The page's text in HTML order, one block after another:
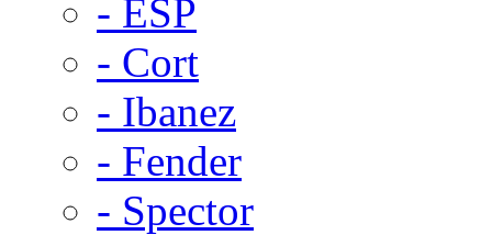
- ESP
- Cort
- Ibanez
- Fender
- Spector